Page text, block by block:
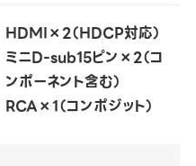
HDMI×2（HDCP対応）
ミニD-sub15ピン×2（コ
ンポーネント含む）
RCA×1（コンポジット）